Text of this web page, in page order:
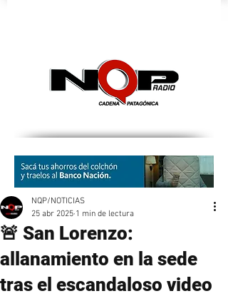
🚨 San Lorenzo:
allanamiento en la sede
tras el escandaloso video
NQP/NOTICIAS
25 abr 2025 1 min de lectura